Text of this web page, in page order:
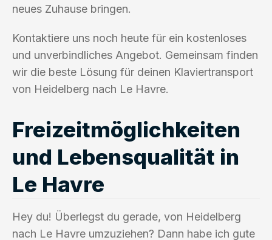
neues Zuhause bringen.
Kontaktiere uns noch heute für ein kostenloses
und unverbindliches Angebot. Gemeinsam finden
wir die beste Lösung für deinen Klaviertransport
von Heidelberg nach Le Havre.
Freizeitmöglichkeiten
und Lebensqualität in
Le Havre
Hey du! Überlegst du gerade, von Heidelberg
nach Le Havre umzuziehen? Dann habe ich gute